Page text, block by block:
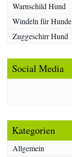
Warnschild Hund
Windeln für Hunde
Zuggeschirr Hund
Social Media
Kategorien
Allgemein